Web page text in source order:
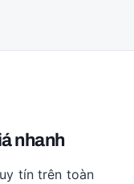
nhanh
tín trên toàn